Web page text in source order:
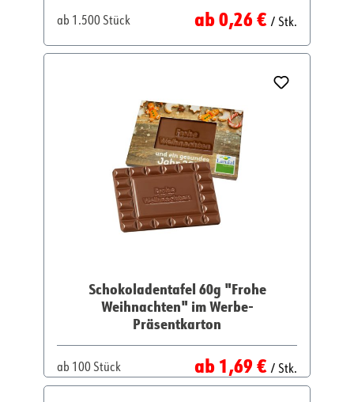
ab 1.500 Stück Regulärer Preis:
ab0,26 € / Stk.
Schokoladentafel 60g "Frohe
Weihnachten" im Werbe-
Präsentkarton
ab 100 Stück Regulärer Preis:
ab1,69 € / Stk.